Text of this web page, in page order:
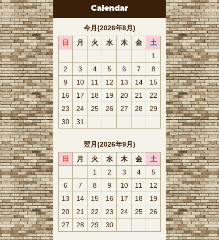
Calendar
今月(2026年8月)
日
月 火 水 木 金
土
1
2
3 4 5 6 7
8
9
10 11 12 13 14
15
16
17 18 19 20 21
22
23
24 25 26 27 28
29
30
31
翌月(2026年9月)
日
月 火 水 木 金
土
1
2 3 4
5
6
7 8 9 10 11
12
13
14 15 16 17 18
19
20
21 22 23 24 25
26
27
28 29 30